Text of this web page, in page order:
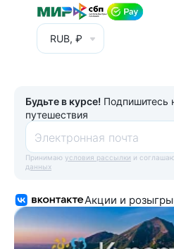
RUB, ₽
Будьте в курсе! Подпишитесь
путешествия
Электронная почта
Принимаю условия рассылки и
данных
Акции и